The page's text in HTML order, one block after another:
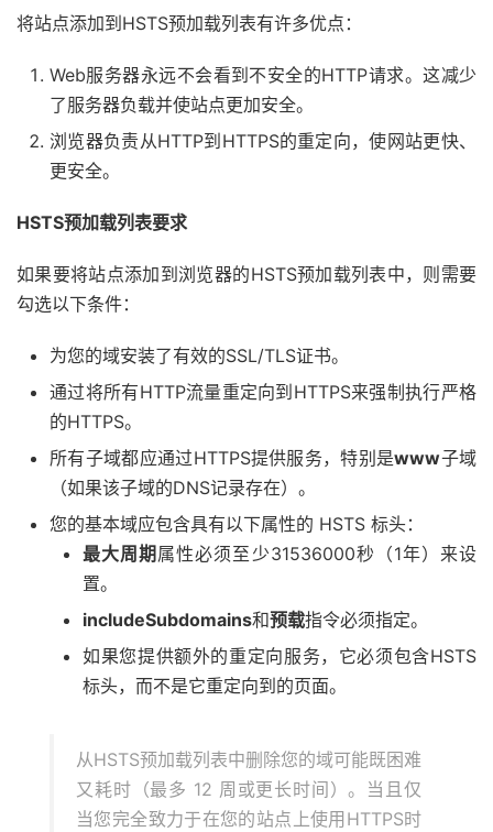
将站点添加到HSTS预加载列表有许多优点：
Web服务器永远不会看到不安全的HTTP请求。这减少
了服务器负载并使站点更加安全。
浏览器负责从HTTP到HTTPS的重定向，使网站更快、
更安全。
HSTS预加载列表要求
如果要将站点添加到浏览器的HSTS预加载列表中，则需要
勾选以下条件：
为您的域安装了有效的SSL/TLS证书。
通过将所有HTTP流量重定向到HTTPS来强制执行严格
的HTTPS。
所有子域都应通过HTTPS提供服务，特别是www子域
（如果该子域的DNS记录存在）。
您的基本域应包含具有以下属性的 HSTS 标头：
最大周期 属性必须至少31536000秒（1年）来设
置。
includeSubdomains和预载指令必须指定。
如果您提供额外的重定向服务，它必须包含HSTS
标头，而不是它重定向到的页面。
从HSTS预加载列表中删除您的域可能既困难
又耗时（最多 12 周或更长时间）。当且仅
当您完全致力于在您的站点上使用HTTPS时